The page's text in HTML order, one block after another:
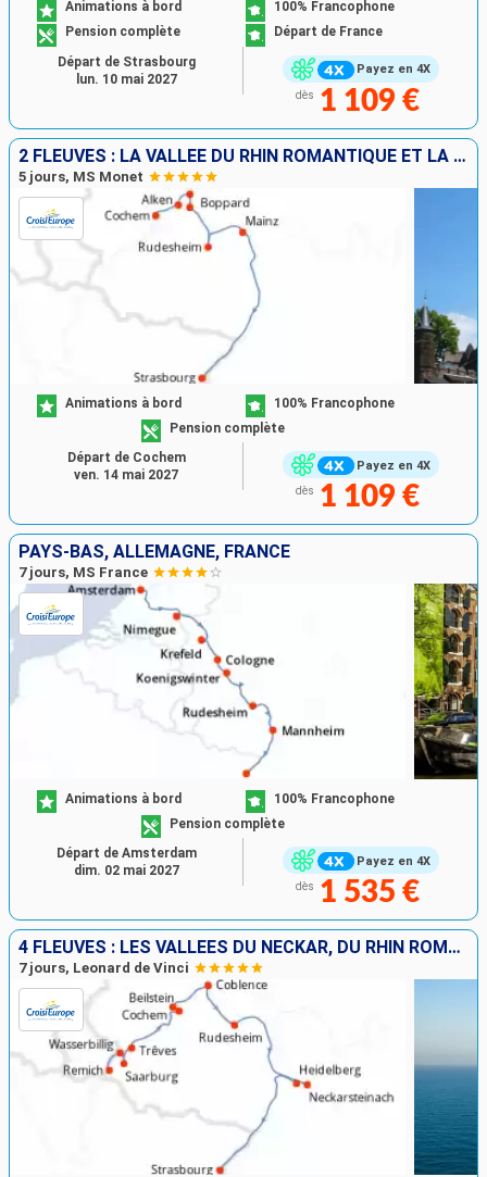
Payez en 4X
Animations à bord
100% Francophone
Pension complète
Départ de France
dès 1 109 €
Départ de Strasbourg
lun. 10 mai 2027
2 FLEUVES : LA VALLÉE DU RHIN ROMANTIQUE ET LA MAGIE DE LA MOSELLE
5 jours, MS Monet
Payez en 4X
Animations à bord
100% Francophone
Pension complète
dès 1 109 €
Départ de Cochem
ven. 14 mai 2027
PAYS-BAS, ALLEMAGNE, FRANCE
7 jours, MS France
Payez en 4X
Animations à bord
100% Francophone
Pension complète
dès 1 535 €
Départ de Amsterdam
dim. 02 mai 2027
4 FLEUVES : LES VALLÉES DU NECKAR, DU RHIN ROMANTIQUE, DE LA MOSELLE ET DE LA SARRE
7 jours, Leonard de Vinci